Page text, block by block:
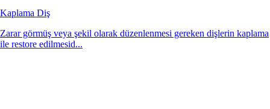
Kaplama Diş
Zarar görmüş veya şekil olarak düzenlenmesi gereken dişlerin kaplama
ile restore edilmesid...